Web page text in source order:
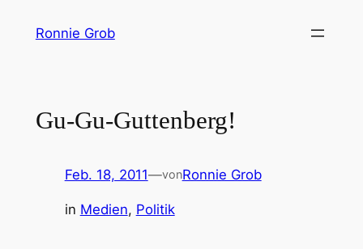
InhaltRonnie Grob
Gu-Gu-Guttenberg!
Feb. 18, 2011—vonRonnie Grob
in Medien, Politik